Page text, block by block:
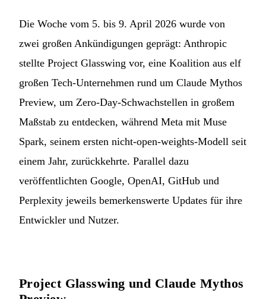
Die Woche vom 5. bis 9. April 2026 wurde von
zwei großen Ankündigungen geprägt: Anthropic
stellte Project Glasswing vor, eine Koalition aus elf
großen Tech-Unternehmen rund um Claude Mythos
Preview, um Zero-Day-Schwachstellen in großem
Maßstab zu entdecken, während Meta mit Muse
Spark, seinem ersten nicht-open-weights-Modell seit
einem Jahr, zurückkehrte. Parallel dazu
veröffentlichten Google, OpenAI, GitHub und
Perplexity jeweils bemerkenswerte Updates für ihre
Entwickler und Nutzer.
Project Glasswing und Claude Mythos